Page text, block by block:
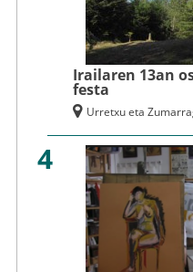
Irailaren 13an
festa
Urretxu eta
4